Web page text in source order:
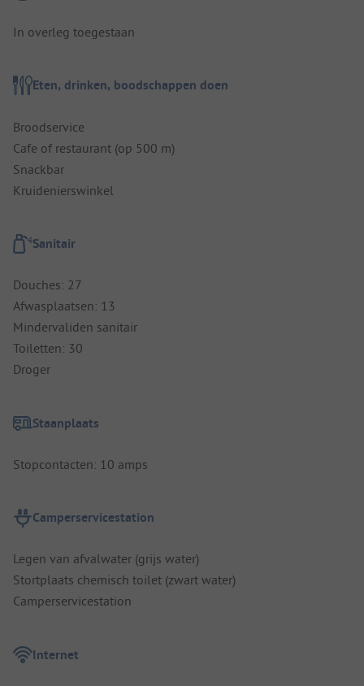
In overleg toegestaan
Eten, drinken, boodschappen doen
Broodservice
Cafe of restaurant (op 500 m)
Snackbar
Kruidenierswinkel
Sanitair
Douches: 27
Afwasplaatsen: 13
Mindervaliden sanitair
Toiletten: 30
Droger
Staanplaats
Stopcontacten: 10 amps
Camperservicestation
Legen van afvalwater (grijs water)
Stortplaats chemisch toilet (zwart water)
Camperservicestation
Internet